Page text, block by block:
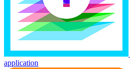
application